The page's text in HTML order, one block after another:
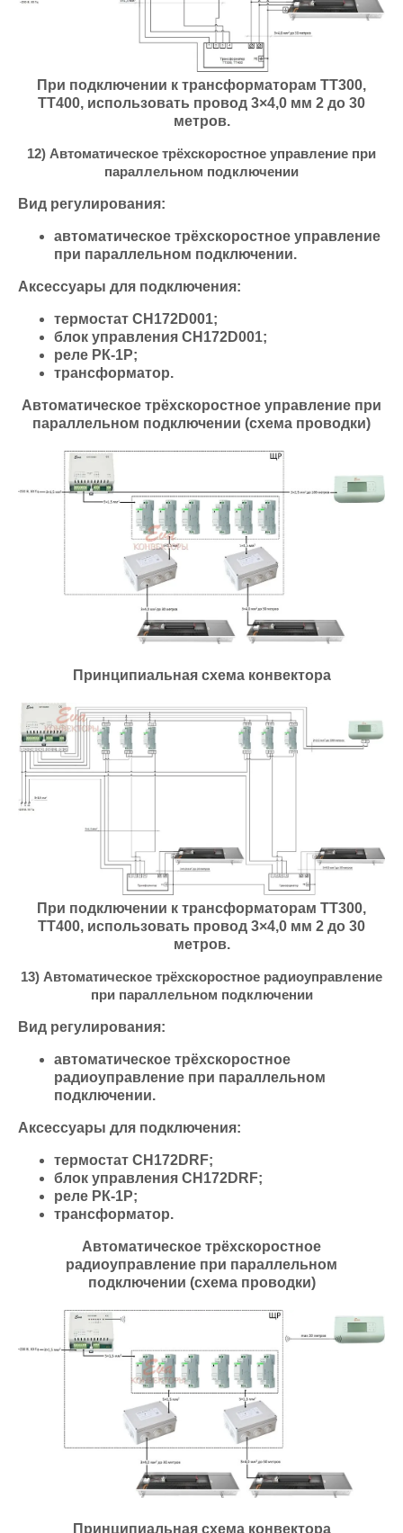
При подключении к трансформаторам ТТ300,
ТТ400, использовать провод 3×4,0 мм 2 до 30
метров.
12) Автоматическое трёхскоростное управление при
параллельном подключении
Вид регулирования:
автоматическое трёхскоростное управление
при параллельном подключении.
Аксессуары для подключения:
термостат СН172D001;
блок управления СН172D001;
реле РК-1Р;
трансформатор.
Автоматическое трёхскоростное управление при
параллельном подключении (схема проводки)
Принципиальная схема конвектора
При подключении к трансформаторам ТТ300,
ТТ400, использовать провод 3×4,0 мм 2 до 30
метров.
13) Автоматическое трёхскоростное радиоуправление
при параллельном подключении
Вид регулирования:
автоматическое трёхскоростное
радиоуправление при параллельном
подключении.
Аксессуары для подключения:
термостат СН172DRF;
блок управления СН172DRF;
реле РК-1Р;
трансформатор.
Автоматическое трёхскоростное
радиоуправление при параллельном
подключении (схема проводки)
Принципиальная схема конвектора